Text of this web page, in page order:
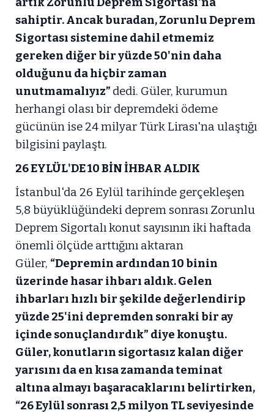
sahiptir. Ancak buradan, Zorunlu Deprem
Sigortası sistemine dahil etmemiz
gereken diğer bir yüzde 50'nin daha
olduğunu da hiçbir zaman
unutmamalıyız” dedi. Güler, kurumun
herhangi olası bir depremdeki ödeme
gücünün ise 24 milyar Türk Lirası'na ulaştığı
bilgisini paylaştı.
26 EYLÜL'DE 10 BİN İHBAR ALDIK
İstanbul'da 26 Eylül tarihinde gerçekleşen
5,8 büyüklüğündeki deprem sonrası Zorunlu
Deprem Sigortalı konut sayısının iki haftada
önemli ölçüde arttığını aktaran
Güler, “Depremin ardından 10 binin
üzerinde hasar ihbarı aldık. Gelen
ihbarları hızlı bir şekilde değerlendirip
yüzde 25'ini depremden sonraki bir ay
içinde sonuçlandırdık” diye konuştu.
Güler, konutların sigortasız kalan diğer
yarısını da en kısa zamanda teminat
altına almayı başaracaklarını belirtirken,
“26 Eylül sonrası 2,5 milyon TL seviyesinde